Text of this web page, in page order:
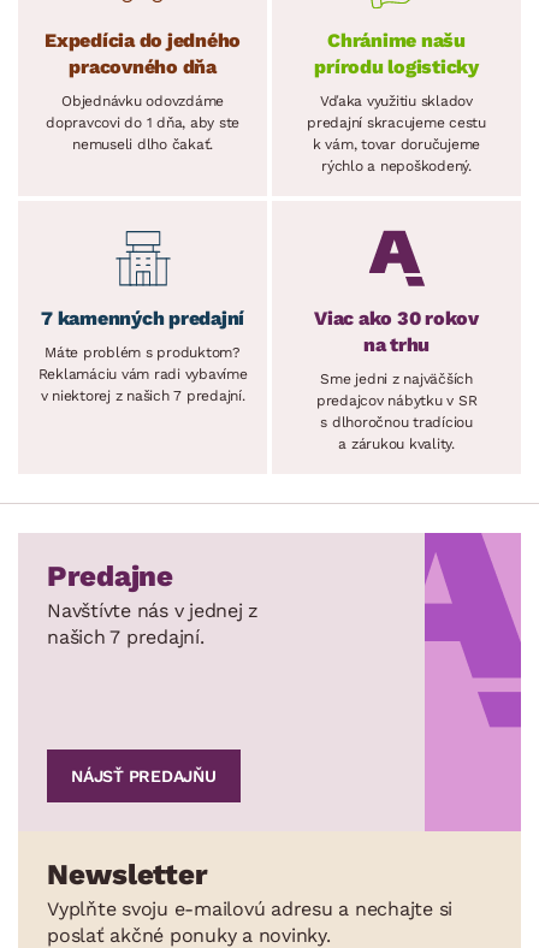
Expedícia do jedného
pracovného dňa
Objednávku odovzdáme
dopravcovi do 1 dňa, aby ste
nemuseli dlho čakať.
Chránime našu
prírodu logisticky
Vďaka využitiu skladov
predajní skracujeme cestu
k vám, tovar doručujeme
rýchlo a nepoškodený.
7 kamenných predajní
Máte problém s produktom?
Reklamáciu vám radi vybavíme
v niektorej z našich 7 predajní.
Viac ako 30 rokov
na trhu
Sme jedni z najväčších
predajcov nábytku v SR
s dlhoročnou tradíciou
a zárukou kvality.
Predajne
Navštívte nás v jednej z
našich 7 predajní.
NÁJSŤ PREDAJŇU
Newsletter
Vyplňte svoju e-mailovú adresu a nechajte si
poslať akčné ponuky a novinky.